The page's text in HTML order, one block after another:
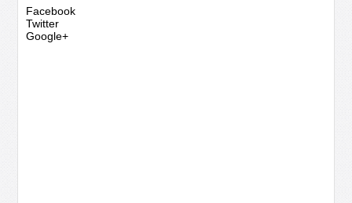
Facebook
Twitter
Google+